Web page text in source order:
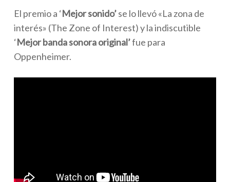
El premio a ‘Mejor sonido’se lo llevó «La zona de
interés» (The Zone of Interest) y la indiscutible
‘Mejor banda sonora original’fue para
Oppenheimer.